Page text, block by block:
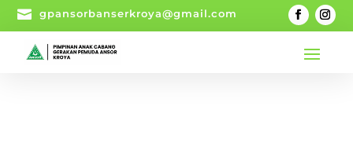
 gpansorbanserkroya@gmail.com